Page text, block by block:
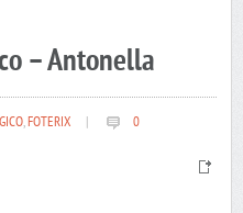
– Antonella
,FOTERIX 0